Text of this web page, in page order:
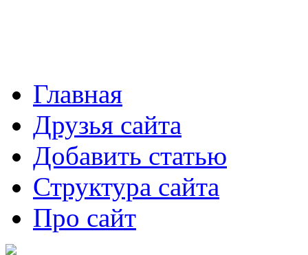
Главная
Друзья сайта
Добавить статью
Структура сайта
Про сайт